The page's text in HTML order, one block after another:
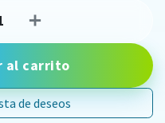
al carrito
de deseos